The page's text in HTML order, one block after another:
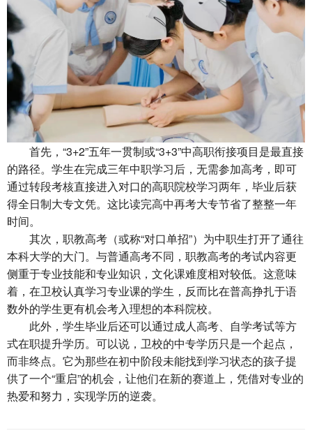
首先，“3+2”五年一贯制或“3+3”中高职衔接项目是最直接
的路径。学生在完成三年中职学习后，无需参加高考，即可
通过转段考核直接进入对口的高职院校学习两年，毕业后获
得全日制大专文凭。这比读完高中再考大专节省了整整一年
时间。
其次，职教高考（或称“对口单招”）为中职生打开了通往
本科大学的大门。与普通高考不同，职教高考的考试内容更
侧重于专业技能和专业知识，文化课难度相对较低。这意味
着，在卫校认真学习专业课的学生，反而比在普高挣扎于语
数外的学生更有机会考入理想的本科院校。
此外，学生毕业后还可以通过成人高考、自学考试等方
式在职提升学历。可以说，卫校的中专学历只是一个起点，
而非终点。它为那些在初中阶段未能找到学习状态的孩子提
供了一个“重启”的机会，让他们在新的赛道上，凭借对专业的
热爱和努力，实现学历的逆袭。